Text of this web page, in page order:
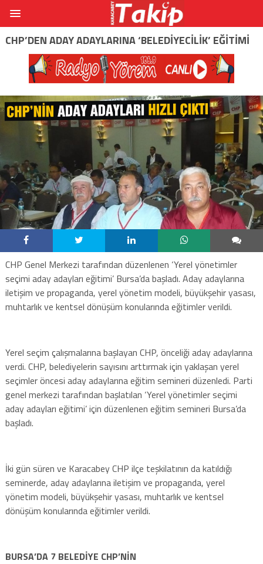
CHP’DEN ADAY ADAYLARINA ‘BELEDIYECILIK’ EĞITIMI
CHP Genel Merkezi tarafından düzenlenen ‘Yerel yönetimler
seçimi aday adayları eğitimi’ Bursa’da başladı. Aday adaylarına
iletişim ve propaganda, yerel yönetim modeli, büyükşehir yasası,
muhtarlık ve kentsel dönüşüm konularında eğitimler verildi.
Yerel seçim çalışmalarına başlayan CHP, önceliği aday adaylarına
verdi. CHP, belediyelerin sayısını arttırmak için yaklaşan yerel
seçimler öncesi aday adaylarına eğitim semineri düzenledi. Parti
genel merkezi tarafından başlatılan ‘Yerel yönetimler seçimi
aday adayları eğitimi’ için düzenlenen eğitim semineri Bursa’da
başladı.
İki gün süren ve Karacabey CHP ilçe teşkilatının da katıldığı
seminerde, aday adaylarına iletişim ve propaganda, yerel
yönetim modeli, büyükşehir yasası, muhtarlık ve kentsel
dönüşüm konularında eğitimler verildi.
BURSA’DA 7 BELEDİYE CHP’NİN